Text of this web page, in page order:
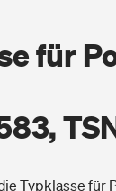
für
Typklasse für